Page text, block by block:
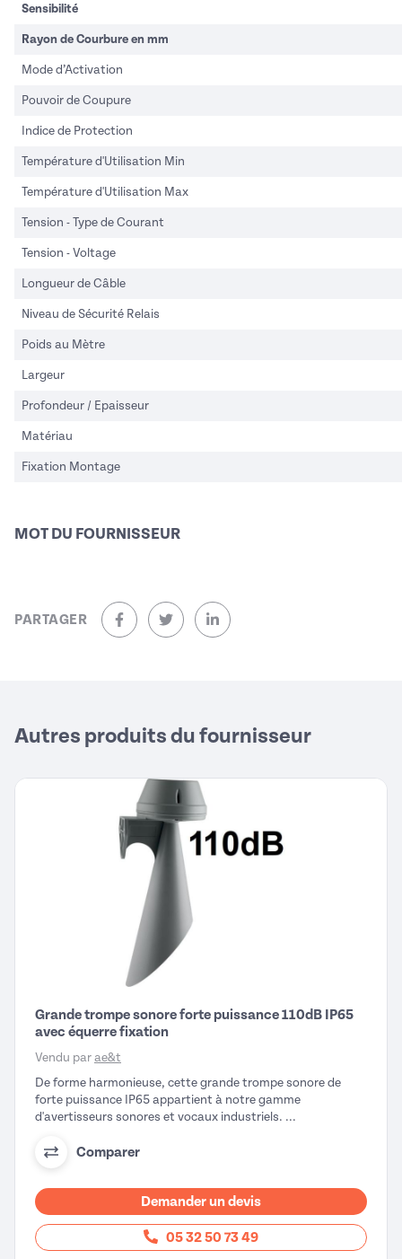
Sensibilité
Rayon de Courbure en mm
Mode d’Activation
Pouvoir de Coupure
Indice de Protection
Température d'Utilisation Min
Température d'Utilisation Max
Tension - Type de Courant
Tension - Voltage
Longueur de Câble
Niveau de Sécurité Relais
Poids au Mètre
Largeur
Profondeur / Epaisseur
Matériau
Fixation Montage
MOT DU FOURNISSEUR
PARTAGER
sur Facebook (nouvelle fenêtre)
sur Twitter (nouvelle fenêtre)
sur Linkedin (nouvelle fenêtre)
Autres produits du fournisseur
Grande trompe sonore forte puissance 110dB IP65
avec équerre fixation
Vendu par ae&t
De forme harmonieuse, cette grande trompe sonore de
forte puissance IP65 appartient à notre gamme
d'avertisseurs sonores et vocaux industriels. ...
Comparer
Demander un devis
05 32 50 73 49